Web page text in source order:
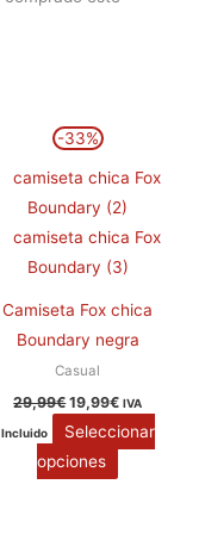
-33%
Camiseta Fox chica
Boundary negra
Casual
29,99€
precio
era:
29,99€.
19,99€
es:
19,99€.
IVA
Incluido
Seleccionar
opciones
tiene
múltiples
variantes.
Las
opciones
se
elegir
en
la
página